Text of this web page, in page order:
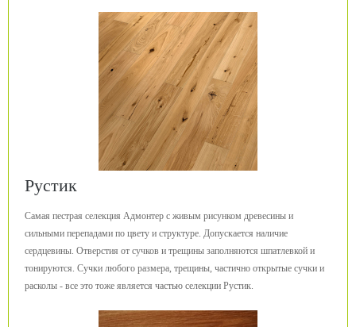
Рустик
Самая пестрая селекция Адмонтер с живым рисунком древесины и
сильными перепадами по цвету и структуре. Допускается наличие
сердцевины. Отверстия от сучков и трещины заполняются шпатлевкой и
тонируются. Сучки любого размера, трещины, частично открытые сучки и
расколы - все это тоже является частью селекции Рустик.